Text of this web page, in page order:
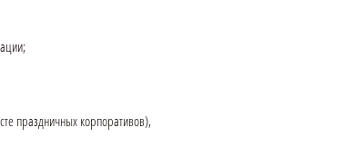
праздничных корпоративов),